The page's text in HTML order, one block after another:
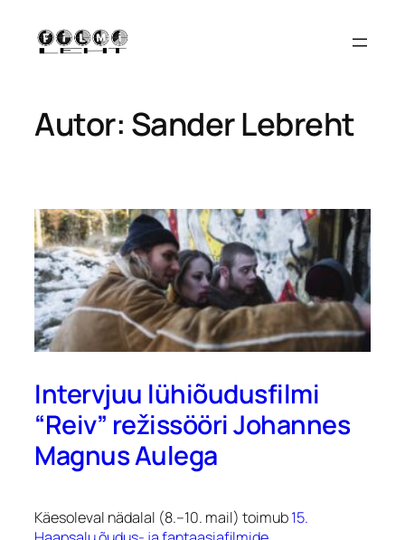
sisu
juurde
Autor: Sander Lebreht
Intervjuu lühiõudusfilmi
“Reiv” režissööri Johannes
Magnus Aulega
Käesoleval nädalal (8.–10. mail) toimub15.